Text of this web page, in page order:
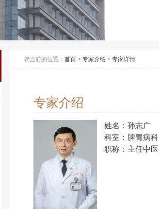
您当前的位置： 首页 > 专家介绍 > 专家详情
专家介绍
姓名：孙志广
科室：脾胃病科
职称：主任中